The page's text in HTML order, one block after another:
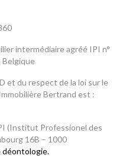
intermédiaire agréé IPI n°
Belgique
et du respect de la loi sur le
Bertrand est :
(Institut Professionel des
16B – 1000
déontologie.